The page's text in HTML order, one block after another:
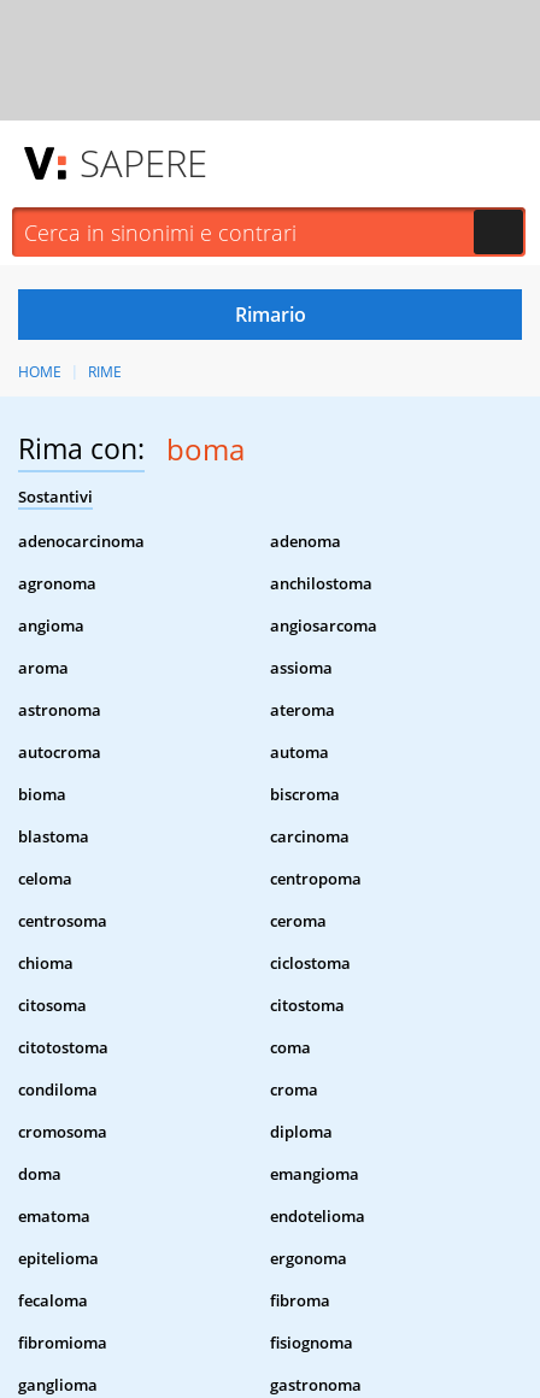
SAPERE
HOME RIME
Rima con: boma
Sostantivi
adenocarcinoma
adenoma
agronoma
anchilostoma
angioma
angiosarcoma
aroma
assioma
astronoma
ateroma
autocroma
automa
bioma
biscroma
blastoma
carcinoma
celoma
centropoma
centrosoma
ceroma
chioma
ciclostoma
citosoma
citostoma
citotostoma
coma
condiloma
croma
cromosoma
diploma
doma
emangioma
ematoma
endotelioma
epitelioma
ergonoma
fecaloma
fibroma
fibromioma
fisiognoma
ganglioma
gastronoma